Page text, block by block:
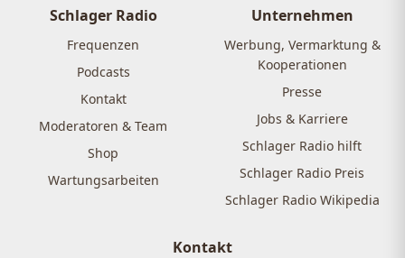
Schlager Radio
Frequenzen
Podcasts
Kontakt
Moderatoren & Team
Shop
Wartungsarbeiten
Unternehmen
Werbung, Vermarktung &
Kooperationen
Presse
Jobs & Karriere
Schlager Radio hilft
Schlager Radio Preis
Schlager Radio Wikipedia
Kontakt